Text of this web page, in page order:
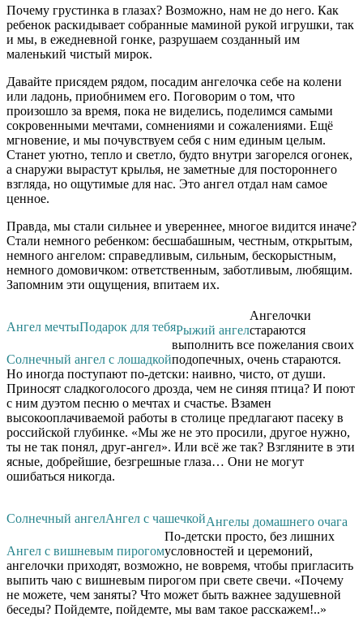
Почему грустинка в глазах? Возможно, нам не до него. Как
ребенок раскидывает собранные маминой рукой игрушки, так
и мы, в ежедневной гонке, разрушаем созданный им
маленький чистый мирок.
Давайте присядем рядом, посадим ангелочка себе на колени
или ладонь, приобнимем его. Поговорим о том, что
произошло за время, пока не виделись, поделимся самыми
сокровенными мечтами, сомнениями и сожалениями. Ещё
мгновение, и мы почувствуем себя с ним единым целым.
Станет уютно, тепло и светло, будто внутри загорелся огонек,
а снаружи вырастут крылья, не заметные для постороннего
взгляда, но ощутимые для нас. Это ангел отдал нам самое
ценное.
Правда, мы стали сильнее и увереннее, многое видится иначе?
Стали немного ребенком: бесшабашным, честным, открытым,
немного ангелом: справедливым, сильным, бескорыстным,
немного домовичком: ответственным, заботливым, любящим.
Запомним эти ощущения, впитаем их.
Ангел мечтыПодарок для тебяРыжий ангел
Солнечный ангел с лошадкой
Ангелочки
стараются
выполнить все пожелания своих
подопечных, очень стараются.
Но иногда поступают по-детски: наивно, чисто, от души.
Приносят сладкоголосого дрозда, чем не синяя птица? И поют
с ним дуэтом песню о мечтах и счастье. Взамен
высокооплачиваемой работы в столице предлагают пасеку в
российской глубинке. «Мы же не это просили, другое нужно,
ты не так понял, друг-ангел». Или всё же так? Взгляните в эти
ясные, добрейшие, безгрешные глаза… Они не могут
ошибаться никогда.
Солнечный ангелАнгел с чашечкойАнгелы домашнего очага
Ангел с вишневым пирогом
По-детски просто, без лишних
условностей и церемоний,
ангелочки приходят, возможно, не вовремя, чтобы пригласить
выпить чаю с вишневым пирогом при свете свечи. «Почему
не можете, чем заняты? Что может быть важнее задушевной
беседы? Пойдемте, пойдемте, мы вам такое расскажем!..»